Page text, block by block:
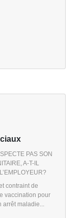
PAS SON
A-T-IL
contraint de
vaccination pour
arrêt maladie...